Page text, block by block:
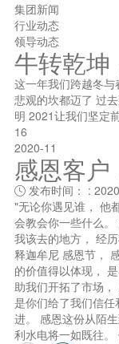
集团新闻
行业动态
领导动态
牛转乾坤
这一年我们跨越冬
悲观的坎都迈了 过
明 2021让我们坚定
16
2020-11
感恩客
发布时间： :
"无论你遇见谁， 他
会教会你一些什么
我该去的地方， 经
释迦牟尼 感恩节，
的价值得以体现，
助我们开拓了市场，
是你们给了我们信
进。 感恩这份从陌
利水电将一如既往。